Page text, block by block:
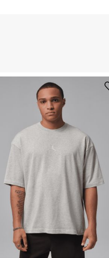
על גבי החבילה
באתר בלבד
בלבד. לא ניתן